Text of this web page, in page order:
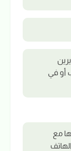
أو في
مع